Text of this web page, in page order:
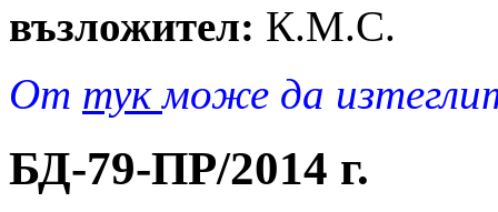
възложител: К.М.С.
От тукможе да
БД-79-ПР/2014 г.